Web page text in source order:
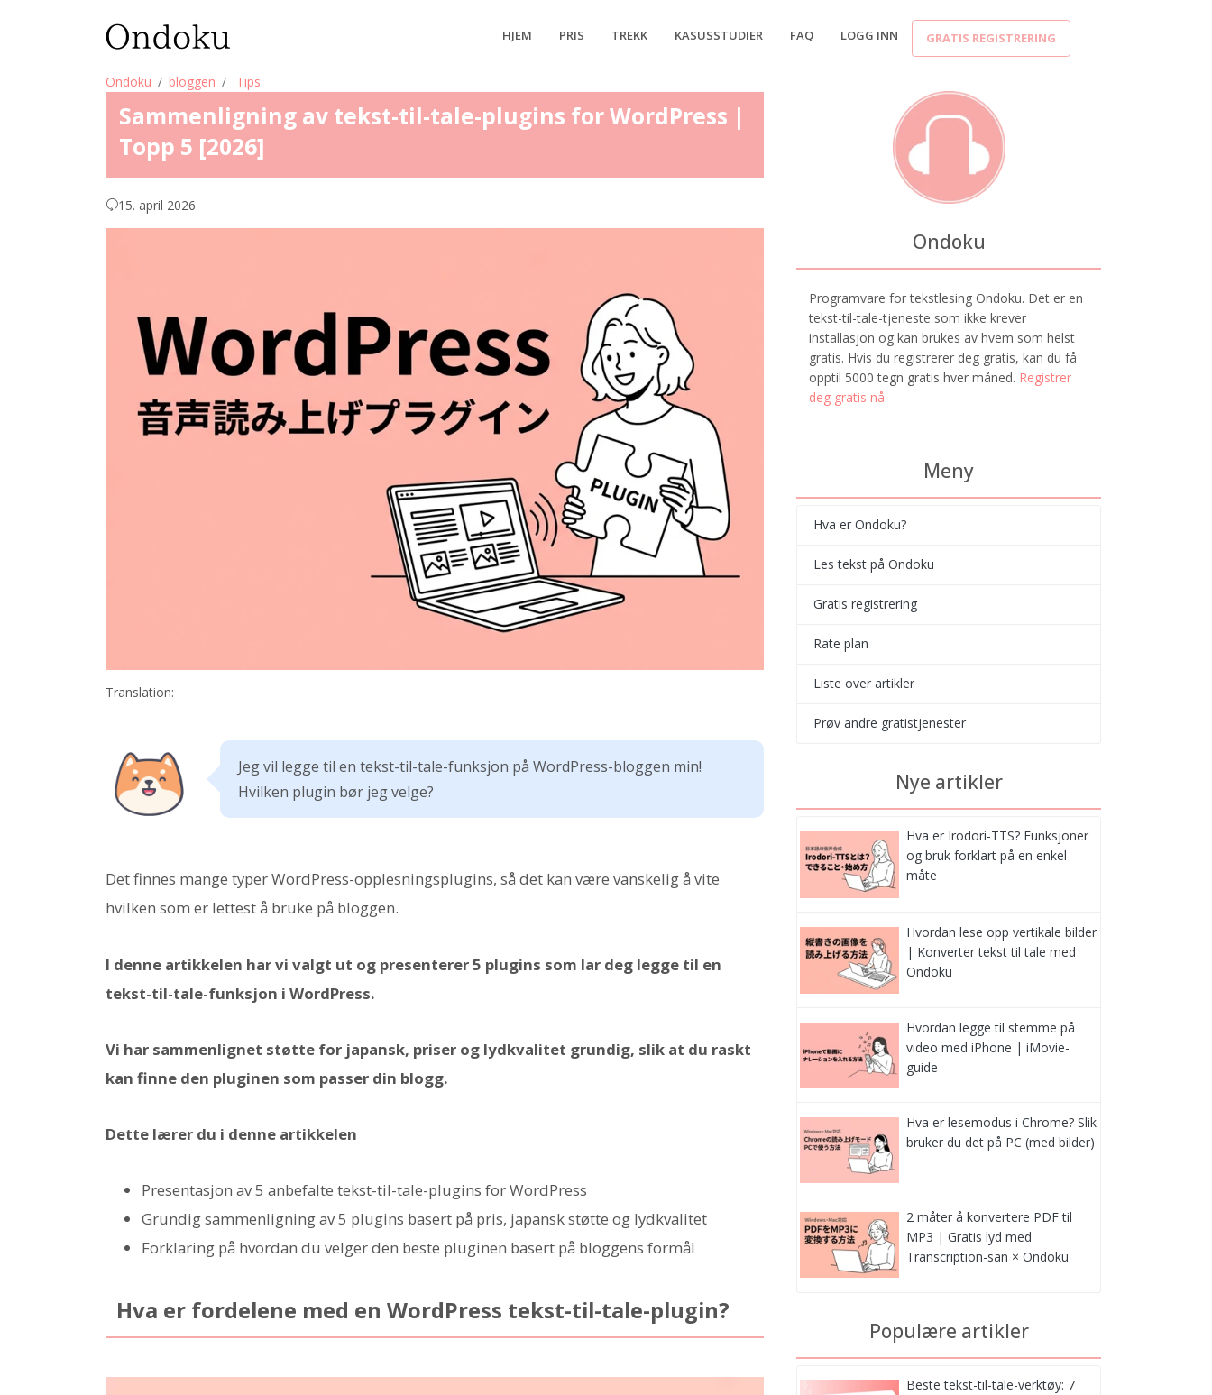
HJEM PRIS TREKK KASUSSTUDIER FAQ LOGG INN GRATIS REGISTRERING
Ondoku bloggen Tips
Sammenligning av tekst-til-tale-plugins for WordPress |
Topp 5 [2026]
15. april 2026
Translation:
Jeg vil legge til en tekst-til-tale-funksjon på WordPress-bloggen min!
Hvilken plugin bør jeg velge?
Det finnes mange typer WordPress-opplesningsplugins, så det kan være vanskelig å vite
hvilken som er lettest å bruke på bloggen.
I denne artikkelen har vi valgt ut og presenterer 5 plugins som lar deg legge til en
tekst-til-tale-funksjon i WordPress.
Vi har sammenlignet støtte for japansk, priser og lydkvalitet grundig, slik at du raskt
kan finne den pluginen som passer din blogg.
Dette lærer du i denne artikkelen
Presentasjon av 5 anbefalte tekst-til-tale-plugins for WordPress
Grundig sammenligning av 5 plugins basert på pris, japansk støtte og lydkvalitet
Forklaring på hvordan du velger den beste pluginen basert på bloggens formål
Hva er fordelene med en WordPress tekst-til-tale-plugin?
Ondoku
Programvare for tekstlesing Ondoku. Det er en
tekst-til-tale-tjeneste som ikke krever
installasjon og kan brukes av hvem som helst
gratis. Hvis du registrerer deg gratis, kan du få
opptil 5000 tegn gratis hver måned. Registrer
deg gratis nå
Meny
Hva er Ondoku?
Les tekst på Ondoku
Gratis registrering
Rate plan
Liste over artikler
Prøv andre gratistjenester
Nye artikler
Hva er Irodori-TTS? Funksjoner
og bruk forklart på en enkel
måte
Hvordan lese opp vertikale bilder
| Konverter tekst til tale med
Ondoku
Hvordan legge til stemme på
video med iPhone | iMovie-
guide
Hva er lesemodus i Chrome? Slik
bruker du det på PC (med bilder)
2 måter å konvertere PDF til
MP3 | Gratis lyd med
Transcription-san × Ondoku
Populære artikler
Beste tekst-til-tale-verktøy: 7